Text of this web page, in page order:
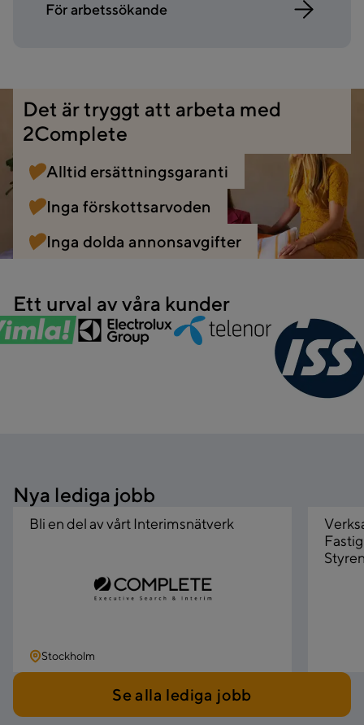
För arbetssökande
Det är tryggt att arbeta med
2Complete
Alltid ersättningsgaranti
Inga förskottsarvoden
Inga dolda annonsavgifter
Ett urval av våra kunder
Nya lediga jobb
Bli en del av vårt Interimsnätverk
Stockholm
Se alla lediga jobb